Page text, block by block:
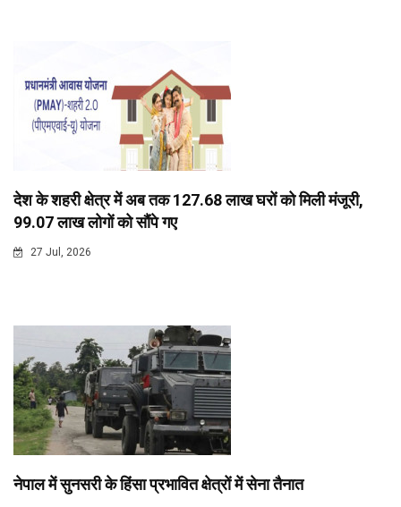
देश के शहरी क्षेत्र में अब तक 127.68 लाख घरों को मिली मंजूरी,
99.07 लाख लोगों को सौंपे गए
27 Jul, 2026
नेपाल में सुनसरी के हिंसा प्रभावित क्षेत्रों में सेना तैनात